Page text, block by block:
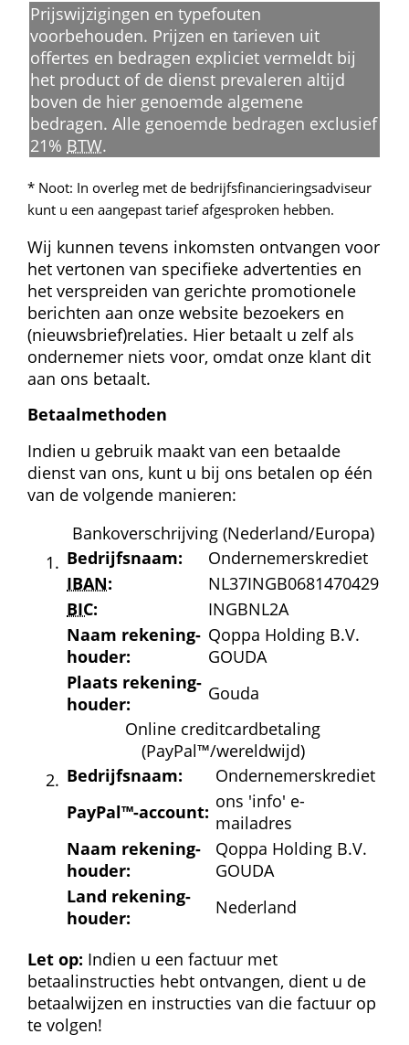
Prijswijzigingen en typefouten
voorbehouden. Prijzen en tarieven uit
offertes en bedragen expliciet vermeldt bij
het product of de dienst prevaleren altijd
boven de hier genoemde algemene
bedragen. Alle genoemde bedragen exclusief
21% BTW.
* Noot: In overleg met de bedrijfsfinancieringsadviseur
kunt u een aangepast tarief afgesproken hebben.
Wij kunnen tevens inkomsten ontvangen voor
het vertonen van specifieke advertenties en
het verspreiden van gerichte promotionele
berichten aan onze website bezoekers en
(nieuwsbrief)relaties. Hier betaalt u zelf als
ondernemer niets voor, omdat onze klant dit
aan ons betaalt.
Betaalmethoden
Indien u gebruik maakt van een betaalde
dienst van ons, kunt u bij ons betalen op één
van de volgende manieren:
Bankoverschrijving (Nederland/Europa)
Bedrijfs­naam:
Ondernemerskrediet
IBAN:
NL37INGB0681470429
BIC:
INGBNL2A
Naam rekening­
houder:
Qoppa Holding B.V.
GOUDA
Plaats rekening­
houder:
Gouda
Online creditcardbetaling
(PayPal™/wereldwijd)
Bedrijfs­naam:
Ondernemerskrediet
PayPal™-account: ons 'info' e-
mailadres
Naam rekening­
houder:
Qoppa Holding B.V.
GOUDA
Land rekening­
houder:
Nederland
Let op: Indien u een factuur met
betaalinstructies hebt ontvangen, dient u de
betaalwijzen en instructies van die factuur op
te volgen!